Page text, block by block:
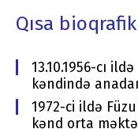
Qısa
13.10.1956-cı
kəndində
1972-ci ildə
kənd orta